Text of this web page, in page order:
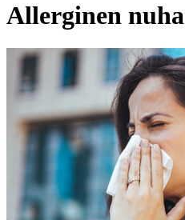
Allerginen nuha